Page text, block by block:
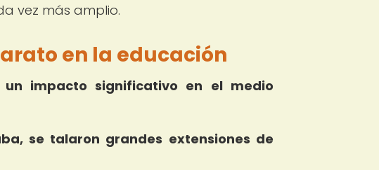
vez más amplio.
en la educación
impacto significativo en el medio
se talaron grandes extensiones de